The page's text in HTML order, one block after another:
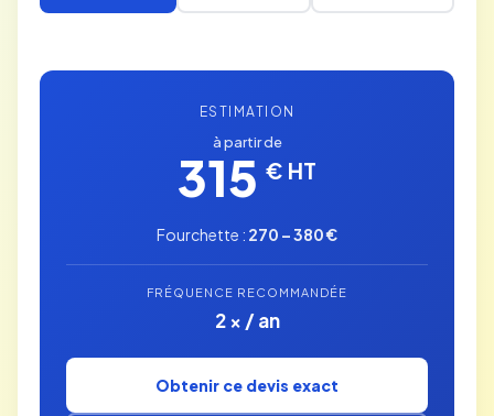
ESTIMATION
à partir de
315 € HT
Fourchette : 270 – 380 €
FRÉQUENCE RECOMMANDÉE
2 × / an
Obtenir ce devis exact